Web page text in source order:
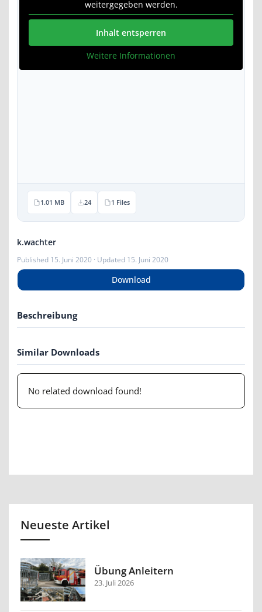
weitergegeben werden.
Inhalt entsperren
Weitere Informationen
1.01 MB 24 1 Files
k.wachter
Published 15. Juni 2020 · Updated 15. Juni 2020
Download
Beschreibung
Similar Downloads
No related download found!
Neueste Artikel
Übung Anleitern
23. Juli 2026